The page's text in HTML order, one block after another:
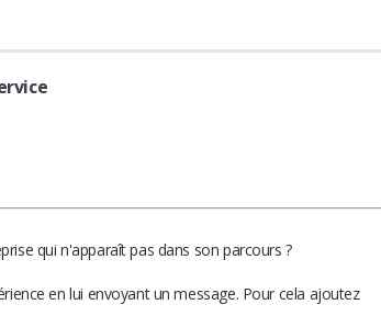
qui n'apparaît pas dans son parcours ?
en lui envoyant un message. Pour cela ajoutez